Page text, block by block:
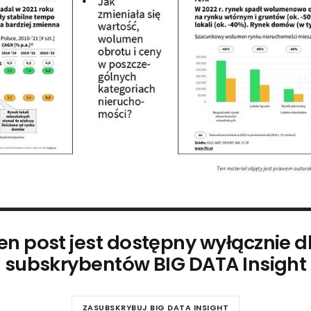
post jest dostępny wyłącznie
subskrybentów BIG DATA Insight
ZASUBSKRYBUJ BIG DATA INSIGHT